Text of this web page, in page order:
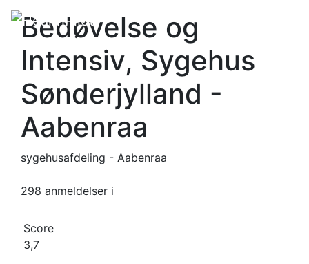
Bedøvelse og
Intensiv, Sygehus
Sønderjylland -
Aabenraa
sygehusafdeling - Aabenraa
298 anmeldelser i
Score
3,7